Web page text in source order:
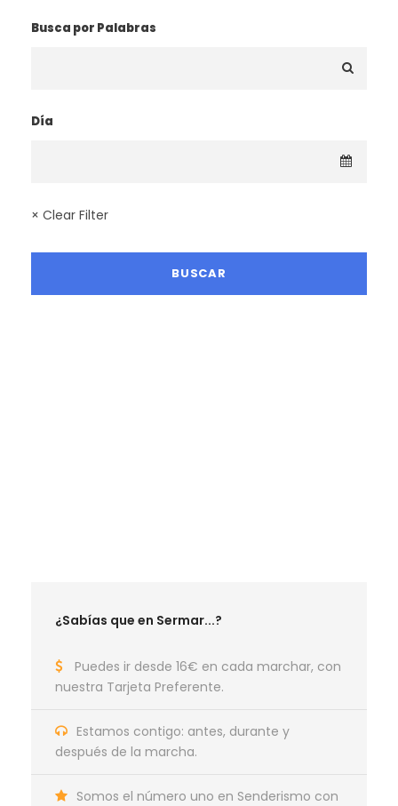
Busca por Palabras
Día
× Clear Filter
¿Sabías que en Sermar...?
Puedes ir desde 16€ en cada marchar, con
nuestra Tarjeta Preferente.
Estamos contigo: antes, durante y
después de la marcha.
Somos el número uno en Senderismo con